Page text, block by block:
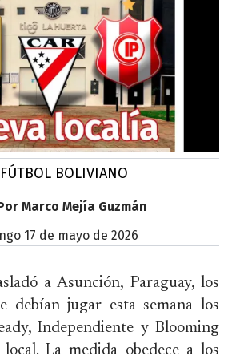
FÚTBOL BOLIVIANO
Marco Mejía Guzmán
17 de mayo de 2026
a Asunción, Paraguay, los
debían jugar esta semana los
Independiente y Blooming
La medida obedece a los